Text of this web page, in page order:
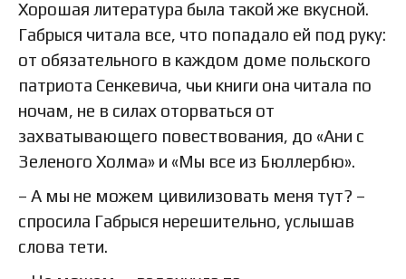
Хорошая литература была такой же вкусной.
Габрыся читала все, что попадало ей под руку:
от обязательного в каждом доме польского
патриота Сенкевича, чьи книги она читала по
ночам, не в силах оторваться от
захватывающего повествования, до «Ани с
Зеленого Холма» и «Мы все из Бюллербю».
– А мы не можем цивилизовать меня тут? –
спросила Габрыся нерешительно, услышав
слова тети.